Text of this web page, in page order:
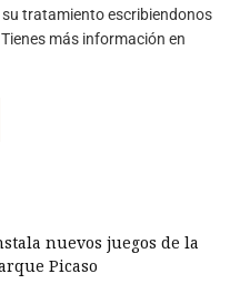
tratamiento escribiendonos
Tienes más información en
nuevos juegos de la
Picaso